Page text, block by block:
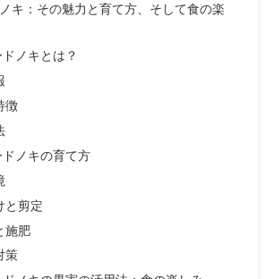
キ：その魅力と育て方、そして食の楽
ノキとは？
徴
ノキの育て方
と剪定
施肥
策